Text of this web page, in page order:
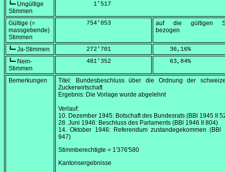
┗━ Ungültige
Stimmen
          1'517
Gültige (=
massgebende)
Stimmen
        754'053
auf die gültigen
bezogen
┗━ Ja-Stimmen
        272'701
    36,16
%
┗━ Nein-
Stimmen
        481'352
    63,84
%
Bemerkungen
Titel: Bundesbeschluss über die Ordnung der
Zuckerwirtschaft
Ergebnis: Die Vorlage wurde abgelehnt
Verlauf:
10. Dezember 1945: Botschaft des Bundesrats (BBl 1945 II
28. Juni 1946: Beschluss des Parlaments (BBl 1946 II 804)
14. Oktober 1946: Referendum zustandegekommen (BBl
947)
Stimmberechtigte = 1'376'580
Kantonsergebnisse